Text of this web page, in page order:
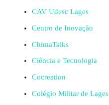
CAV Udesc Lages
Centro de Inovação
ChimaTalks
Ciência e Tecnologia
Cocreation
Colégio Militar de Lages